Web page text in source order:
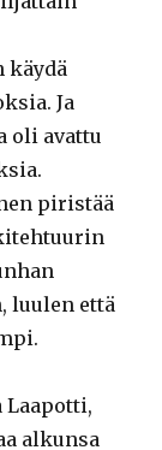
käydä
Ja
oli avattu
piristää
luulen että
Laapotti,
alkunsa